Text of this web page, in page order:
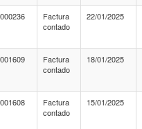
Factura
contado
22/01/2025
Factura
contado
18/01/2025
Factura
contado
15/01/2025